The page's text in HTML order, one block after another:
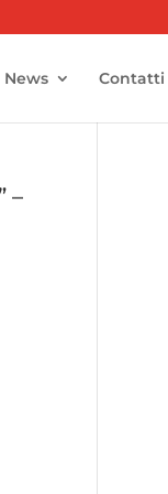
News Contatti
–